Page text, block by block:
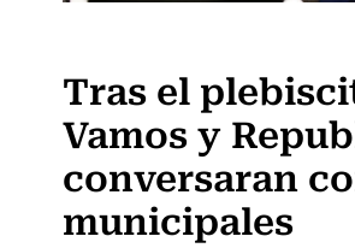
Tras el
Vamos y
conversaran
municipales